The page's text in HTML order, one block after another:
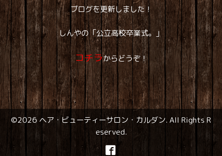
ブログを更新しました！
しんやの「公立高校卒業式。」
コチラからどうぞ！
©2026 ヘア・ビューティーサロン・カルダン. All Rights R
eserved.